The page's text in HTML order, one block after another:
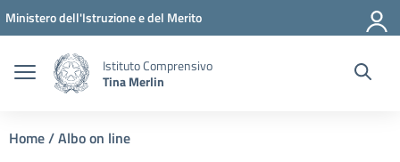
Vai ai contenuti
Vai al menu di navigazione
Vai al footer
Ministero dell'Istruzione e del Merito
Istituto Comprensivo
Tina Merlin
Home/Albo on line